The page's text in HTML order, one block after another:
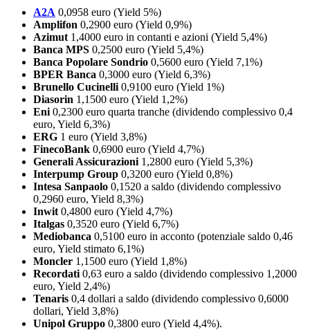
A2A 0,0958 euro (Yield 5%)
Amplifon 0,2900 euro (Yield 0,9%)
Azimut 1,4000 euro in contanti e azioni (Yield 5,4%)
Banca MPS 0,2500 euro (Yield 5,4%)
Banca Popolare Sondrio 0,5600 euro (Yield 7,1%)
BPER Banca 0,3000 euro (Yield 6,3%)
Brunello Cucinelli 0,9100 euro (Yield 1%)
Diasorin 1,1500 euro (Yield 1,2%)
Eni 0,2300 euro quarta tranche (dividendo complessivo 0,4
euro, Yield 6,3%)
ERG 1 euro (Yield 3,8%)
FinecoBank 0,6900 euro (Yield 4,7%)
Generali Assicurazioni 1,2800 euro (Yield 5,3%)
Interpump Group 0,3200 euro (Yield 0,8%)
Intesa Sanpaolo 0,1520 a saldo (dividendo complessivo
0,2960 euro, Yield 8,3%)
Inwit 0,4800 euro (Yield 4,7%)
Italgas 0,3520 euro (Yield 6,7%)
Mediobanca 0,5100 euro in acconto (potenziale saldo 0,46
euro, Yield stimato 6,1%)
Moncler 1,1500 euro (Yield 1,8%)
Recordati 0,63 euro a saldo (dividendo complessivo 1,2000
euro, Yield 2,4%)
Tenaris 0,4 dollari a saldo (dividendo complessivo 0,6000
dollari, Yield 3,8%)
Unipol Gruppo 0,3800 euro (Yield 4,4%).